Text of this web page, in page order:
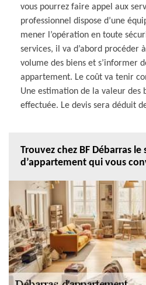
vous pourrez faire appel aux
professionnel dispose d’une
mener l’opération en toute
services, il va d’abord procéder
volume des biens et s’informer
appartement. Le coût va tenir
Une estimation de la valeur des
effectuée. Le devis sera déduit
Trouvez chez BF Débarras
d’appartement qui vous